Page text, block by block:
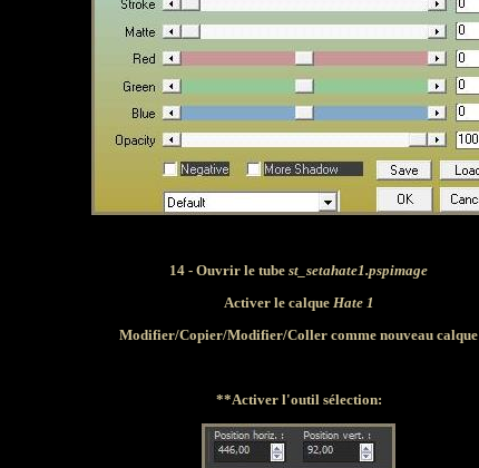
14 - Ouvrir le tube st_setahate1.pspimage
Activer le calqueHate 1
Modifier/Copier/Modifier/Coller comme nouveau calque
**Activer l'outil sélection: